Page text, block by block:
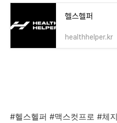
헬스헬퍼
healthhelper.kr
#헬스헬퍼 #맥스컷프로 #체